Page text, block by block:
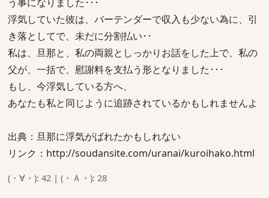
浮気していた彼は、バーテンダーで収入も少ない為に、引
き落としてで、未だに分割払い･･
私は、旦那と、私の両親としっかりお話をした上で、私の
父が、一括で、慰謝料を支払う形となりました･･･
もし、今浮気している方へ、
あなたも私と同じように追跡されているかもしれませんよ
出典：旦那に浮気がばれたかもしれない
リンク：http://soudansite.com/uranai/kuroihako.html
(・∀・): 42 | (・Ａ・): 28